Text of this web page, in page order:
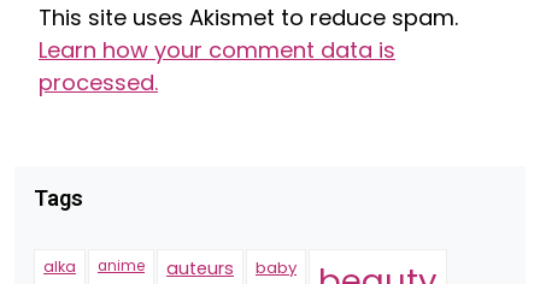
This site uses Akismet to reduce spam.
Learn how your comment data is
processed.
Tags
alka anime auteurs baby